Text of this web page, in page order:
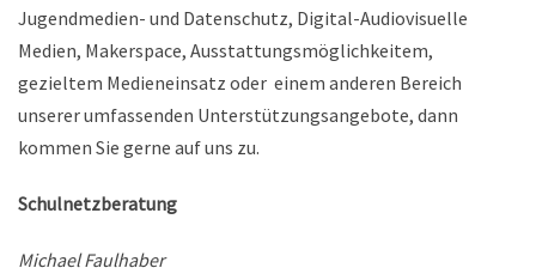
Jugendmedien- und Datenschutz, Digital-Audiovisuelle
Medien, Makerspace, Ausstattungsmöglichkeitem,
gezieltem Medieneinsatz oder einem anderen Bereich
unserer umfassenden Unterstützungsangebote, dann
kommen Sie gerne auf uns zu.
Schulnetzberatung
Michael Faulhaber